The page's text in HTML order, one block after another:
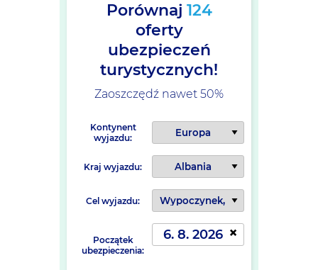
Porównaj 124
oferty
ubezpieczeń
turystycznych!
Zaoszczędź nawet 50%
Kontynent
wyjazdu:
Kraj wyjazdu:
Cel wyjazdu:
Początek
ubezpieczenia:
×